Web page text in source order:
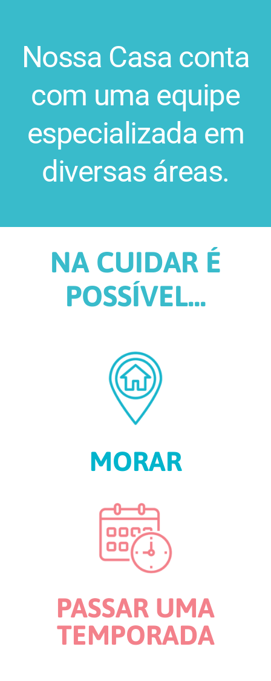
Nossa Casa conta
com uma equipe
especializada em
diversas áreas.
NA CUIDAR É
POSSÍVEL...
MORAR
PASSAR UMA
TEMPORADA